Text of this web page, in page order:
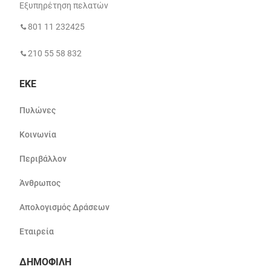
Εξυπηρέτηση πελατών
801 11 232425
210 55 58 832
ΕΚΕ
Πυλώνες
Κοινωνία
Περιβάλλον
Άνθρωπος
Απολογισμός Δράσεων
Εταιρεία
ΔΗΜΟΦΙΛΗ